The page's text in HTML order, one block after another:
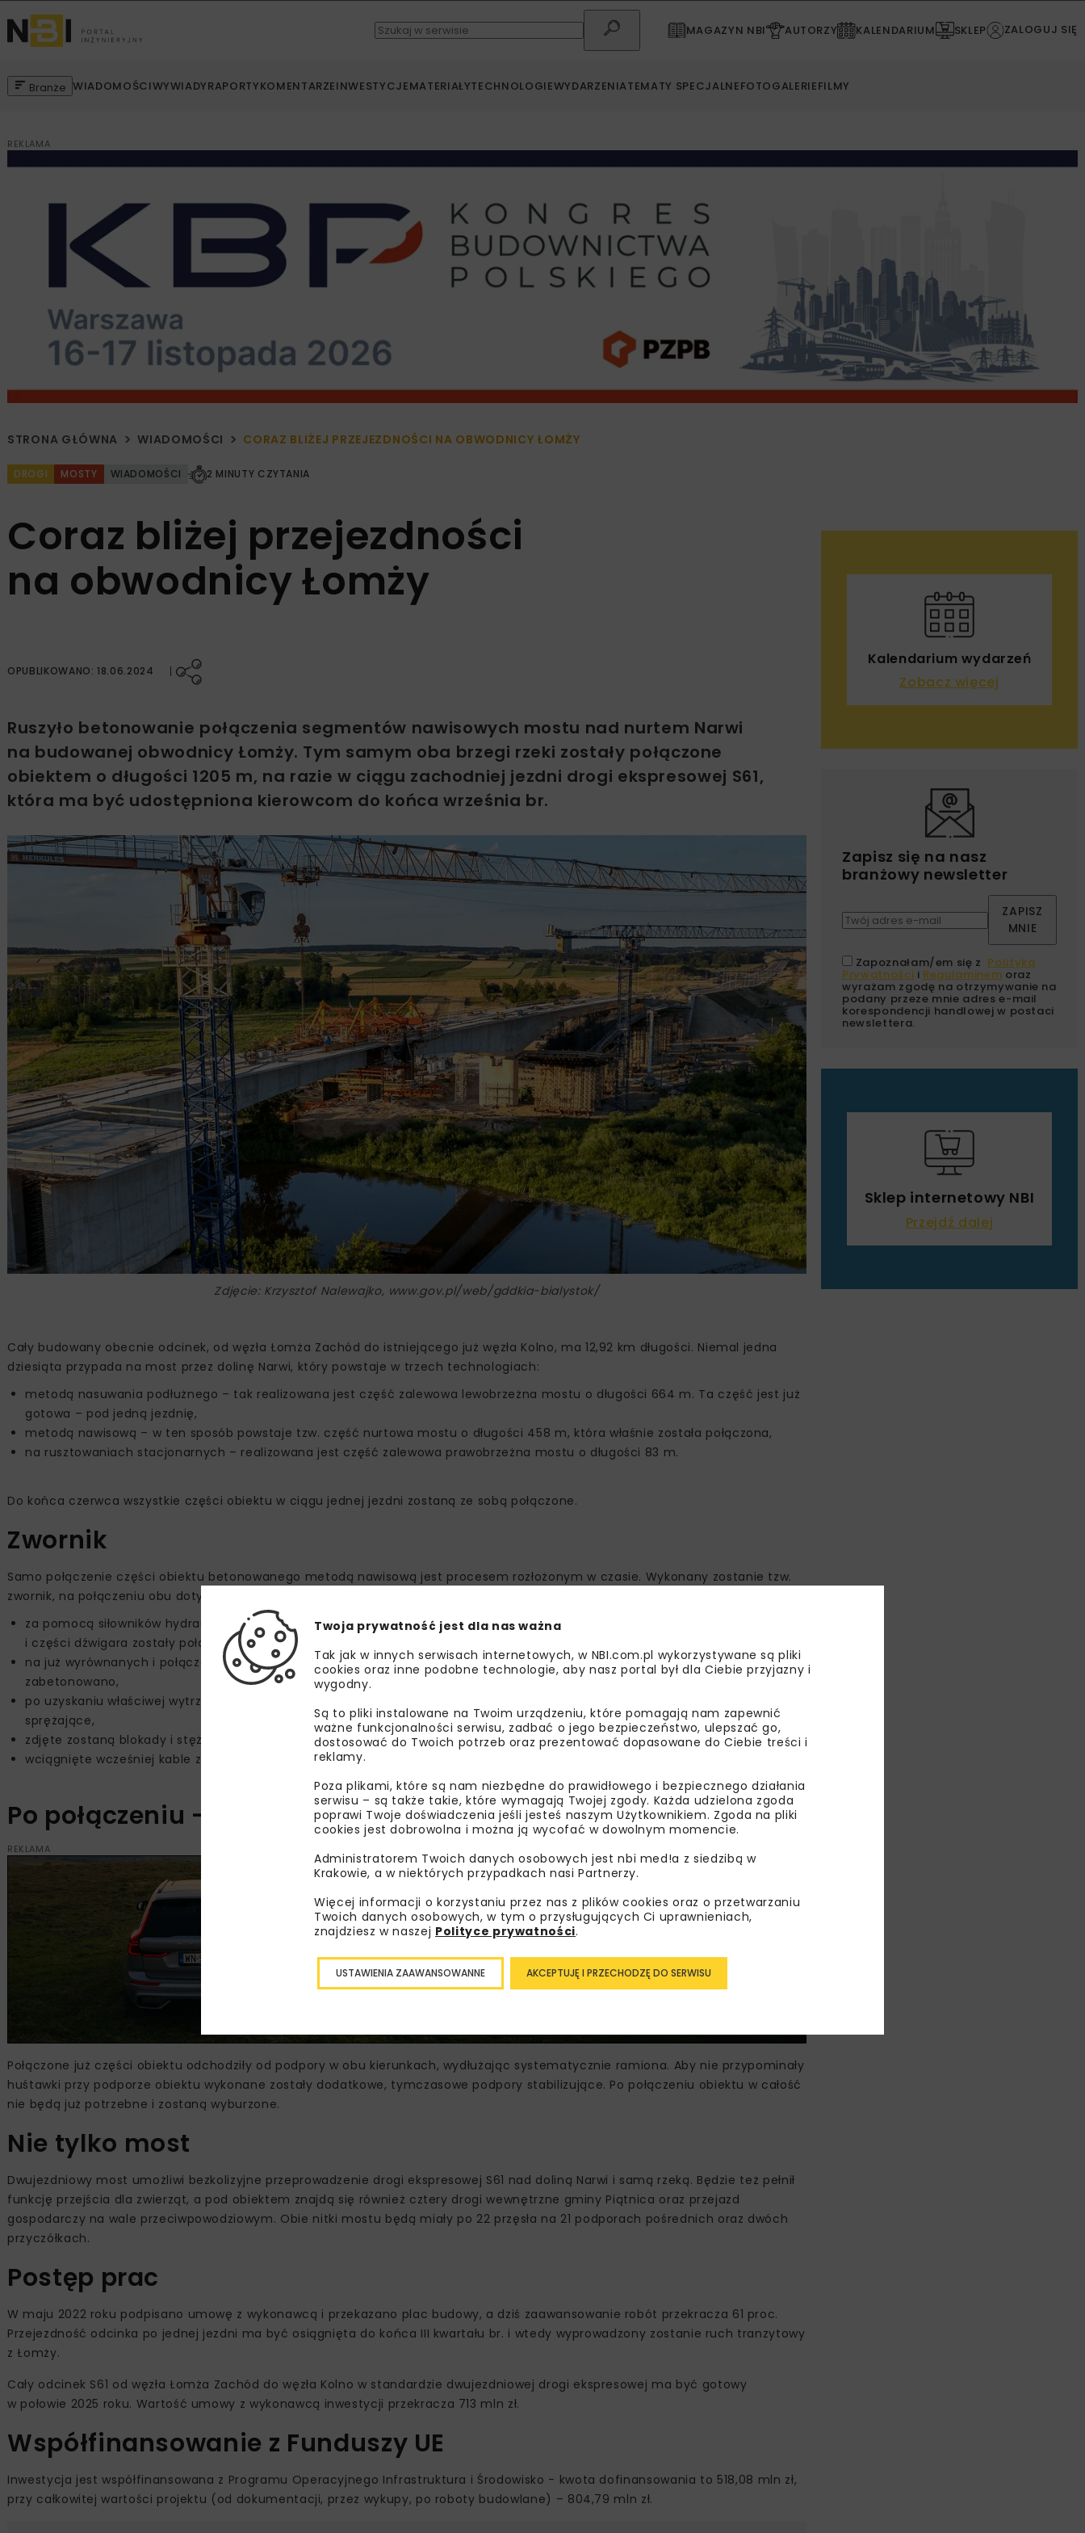
MAGAZYN NBI AUTORZY KALENDARIUM SKLEP ZALOGUJ SIĘ
Branże WIADOMOŚCIWYWIADYRAPORTYKOMENTARZEINWESTYCJEMATERIAŁYTECHNOLOGIEWYDARZENIATEMATY SPECJALNEFOTOGALERIEFILMY
REKLAMA
STRONA GŁÓWNA WIADOMOŚCI CORAZ BLIŻEJ PRZEJEZDNOŚCI NA OBWODNICY ŁOMŻY
DROGI MOSTY WIADOMOŚCI 2 MINUTY CZYTANIA
Coraz bliżej przejezdności
na obwodnicy Łomży
OPUBLIKOWANO: 18.06.2024
Ruszyło betonowanie połączenia segmentów nawisowych mostu nad nurtem Narwi
na budowanej obwodnicy Łomży. Tym samym oba brzegi rzeki zostały połączone
obiektem o długości 1205 m, na razie w ciągu zachodniej jezdni drogi ekspresowej S61,
która ma być udostępniona kierowcom do końca września br.
Zdjęcie: Krzysztof Nalewajko, www.gov.pl/web/gddkia-bialystok/
Cały budowany obecnie odcinek, od węzła Łomża Zachód do istniejącego już węzła Kolno, ma 12,92 km długości. Niemal jedna
dziesiąta przypada na most przez dolinę Narwi, który powstaje w trzech technologiach:
metodą nasuwania podłużnego – tak realizowana jest część zalewowa lewobrzeżna mostu o długości 664 m. Ta część jest już
gotowa – pod jedną jezdnię,
metodą nawisową – w ten sposób powstaje tzw. część nurtowa mostu o długości 458 m, która właśnie została połączona,
na rusztowaniach stacjonarnych – realizowana jest część zalewowa prawobrzeżna mostu o długości 83 m.
Do końca czerwca wszystkie części obiektu w ciągu jednej jezdni zostaną ze sobą połączone.
Zwornik
Samo połączenie części obiektu betonowanego metodą nawisową jest procesem rozłożonym w czasie. Wykonany zostanie tzw.
zwornik, na połączeniu obu dotychczas rozdzielonych części i przebiega to w następujących krokach:
za pomocą siłowników hydraulicznych wyrównany został poziom obu łączonych części. Wstawione zostały blachy dystansowe
i części dźwigara zostały połączone za pomocą spawania,
na już wyrównanych i połączonych częściach ułożono deskowanie i zbrojenie wraz z osłonami na kable sprężające, a następnie
zabetonowano,
po uzyskaniu właściwej wytrzymałości przez beton – do zabetonowanych wcześniej osłon kablowych wciągnięte zostaną kable
sprężające,
zdjęte zostaną blokady i stężeń założone na czas wykonywania połączeń,
wciągnięte wcześniej kable zostaną stężone (naprężone) i całość, od podpory do podpory zostanie uciąglona.
Po połączeniu – wyburzenia
REKLAMA
Połączone już części obiektu odchodziły od podpory w obu kierunkach, wydłużając systematycznie ramiona. Aby nie przypominały
huśtawki przy podporze obiektu wykonane zostały dodatkowe, tymczasowe podpory stabilizujące. Po połączeniu obiektu w całość
nie będą już potrzebne i zostaną wyburzone.
Nie tylko most
Dwujezdniowy most umożliwi bezkolizyjne przeprowadzenie drogi ekspresowej S61 nad doliną Narwi i samą rzeką. Będzie też pełnił
funkcję przejścia dla zwierząt, a pod obiektem znajdą się również cztery drogi wewnętrzne gminy Piątnica oraz przejazd
gospodarczy na wale przeciwpowodziowym. Obie nitki mostu będą miały po 22 przęsła na 21 podporach pośrednich oraz dwóch
przyczółkach.
Postęp prac
W maju 2022 roku podpisano umowę z wykonawcą i przekazano plac budowy, a dziś zaawansowanie robót przekracza 61 proc.
Przejezdność odcinka po jednej jezdni ma być osiągnięta do końca III kwartału br. i wtedy wyprowadzony zostanie ruch tranzytowy
z Łomży.
Cały odcinek S61 od węzła Łomża Zachód do węzła Kolno w standardzie dwujezdniowej drogi ekspresowej ma być gotowy
w połowie 2025 roku. Wartość umowy z wykonawcą inwestycji przekracza 713 mln zł.
Współfinansowanie z Funduszy UE
Inwestycja jest współfinansowana z Programu Operacyjnego Infrastruktura i Środowisko - kwota dofinansowania to 518,08 mln zł,
przy całkowitej wartości projektu (od dokumentacji, przez wykupy, po roboty budowlane) – 804,79 mln zł.
Kalendarium wydarzeń
Zobacz więcej
Zapisz się na nasz
branżowy newsletter
ZAPISZ
MNIE
Zapoznałam/em się z Polityką
Prywatności i Regulaminem oraz
wyrażam zgodę na otrzymywanie na
podany przeze mnie adres e-mail
korespondencji handlowej w postaci
newslettera.
Sklep internetowy NBI
Przejdź dalej
Twoja prywatność jest dla nas ważna
Tak jak w innych serwisach internetowych, w NBI.com.pl wykorzystywane są pliki
cookies oraz inne podobne technologie, aby nasz portal był dla Ciebie przyjazny i
wygodny.
Są to pliki instalowane na Twoim urządzeniu, które pomagają nam zapewnić
ważne funkcjonalności serwisu, zadbać o jego bezpieczeństwo, ulepszać go,
dostosować do Twoich potrzeb oraz prezentować dopasowane do Ciebie treści i
reklamy.
Poza plikami, które są nam niezbędne do prawidłowego i bezpiecznego działania
serwisu – są także takie, które wymagają Twojej zgody. Każda udzielona zgoda
poprawi Twoje doświadczenia jeśli jesteś naszym Użytkownikiem. Zgoda na pliki
cookies jest dobrowolna i można ją wycofać w dowolnym momencie.
Administratorem Twoich danych osobowych jest nbi med!a z siedzibą w
Krakowie, a w niektórych przypadkach nasi Partnerzy.
Więcej informacji o korzystaniu przez nas z plików cookies oraz o przetwarzaniu
Twoich danych osobowych, w tym o przysługujących Ci uprawnieniach,
znajdziesz w naszej Polityce prywatności.
AKCEPTUJĘ I PRZECHODZĘ DO SERWISU
USTAWIENIA ZAAWANSOWANNE